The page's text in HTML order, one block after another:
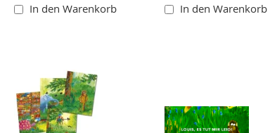
In den Warenkorb
In den Warenkorb